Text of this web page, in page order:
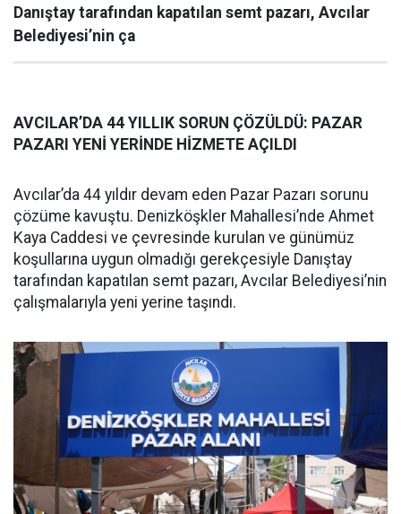
Danıştay tarafından kapatılan semt pazarı, Avcılar
Belediyesi’nin ça
AVCILAR’DA 44 YILLIK SORUN ÇÖZÜLDÜ: PAZAR
PAZARI YENİ YERİNDE HİZMETE AÇILDI
Avcılar’da 44 yıldır devam eden Pazar Pazarı sorunu
çözüme kavuştu. Denizköşkler Mahallesi’nde Ahmet
Kaya Caddesi ve çevresinde kurulan ve günümüz
koşullarına uygun olmadığı gerekçesiyle Danıştay
tarafından kapatılan semt pazarı, Avcılar Belediyesi’nin
çalışmalarıyla yeni yerine taşındı.